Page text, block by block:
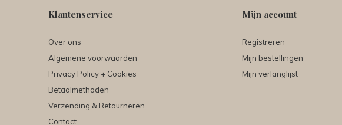
Klantenservice
Over ons
Algemene voorwaarden
Privacy Policy + Cookies
Betaalmethoden
Verzending & Retourneren
Contact
Mijn account
Registreren
Mijn bestellingen
Mijn verlanglijst